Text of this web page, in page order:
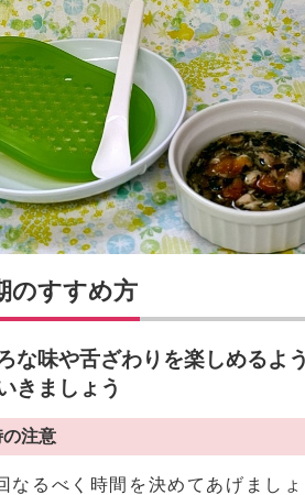
のすすめ方
な味や舌ざわりを楽しめるよ
きましょう
注意
なるべく時間を決めてあげましょ